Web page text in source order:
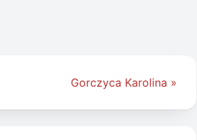
Gorczyca Karolina »